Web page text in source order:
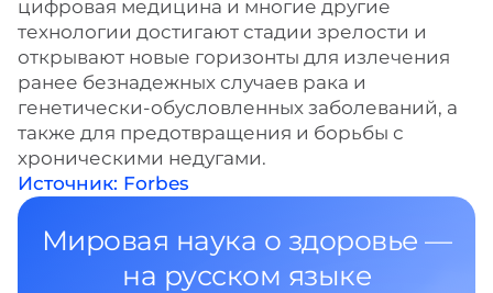
цифровая медицина и многие другие
технологии достигают стадии зрелости и
открывают новые горизонты для излечения
ранее безнадежных случаев рака и
генетически-обусловленных заболеваний, а
также для предотвращения и борьбы с
хроническими недугами.
Источник: Forbes
Мировая наука о здоровье —
на русском языке